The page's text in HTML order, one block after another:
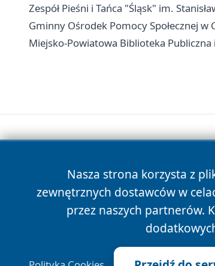
Zespół Pieśni i Tańca "Śląsk" im.
Gminny Ośrodek Pomocy Społecznej
Miejsko-Powiatowa Biblioteka
Nasza strona korzysta z
zewnętrznych dostawców w
przez naszych partnerów.